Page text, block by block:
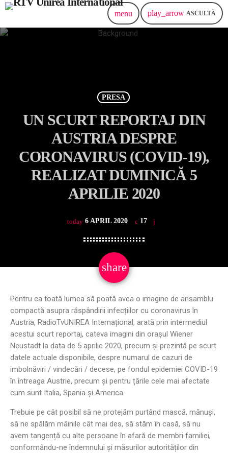
menu play_arrow ASCULTĂ
PRESA
UN SCURT REPORTAJ DIN
AUSTRIA DESPRE
CORONAVIRUS (COVID-19),
REALIZAT DUMINICĂ 5
APRILIE 2020
today 6 APRIL 2020 17
share
email
Pentru ca toată lumea să poată avea o imagine de ansamblu
compactă asupra răspândirii infecțiilor cu coronavirus în
Austria, RadioTvUNIREA Internațional, arată prin intermediul
acestui scurt reportaj, cateva imagini din orașul Wiener
Neustadt la data de 5 aprilie 2020, precum și prezintă pe scurt
datele actuale disponibile, despre numarul de cazuri de
imbolnăviri / vindecări / decese, pe fondul epidemiei COVID-19
în întreaga Austrie, precum și pentru țările cele mai afectate
cum sunt Italia, Spania și America.
Trebuie pe cât posibil să ne protejăm purtând mască, mănuși,
să ne spălăm mâinile cât mai des, să stăm în casă, să nu
avem tangență cu alte persoane în afară de membri familiei,
conformându-ne îndemnului și măsurilor autorităților din